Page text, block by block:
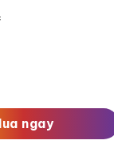
Ampoule
ngay